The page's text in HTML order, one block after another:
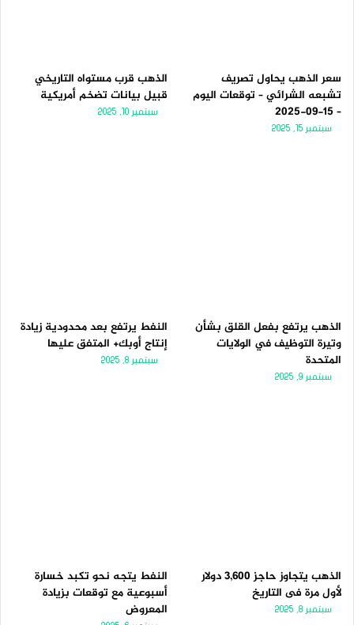
سعر الذهب يحاول تصريف
تشبعه الشرائي – توقعات اليوم
– 15-09-2025
سبتمبر 15, 2025
الذهب قرب مستواه التاريخي
قبيل بيانات تضخم أمريكية
سبتمبر 10, 2025
الذهب يرتفع بفعل القلق بشأن
وتيرة التوظيف في الولايات
المتحدة
سبتمبر 9, 2025
النفط يرتفع بعد محدودية زيادة
إنتاج أوبك+ المتفق عليها
سبتمبر 8, 2025
الذهب يتجاوز حاجز 3,600 دولار
لأول مرة فى التاريخ
سبتمبر 8, 2025
النفط يتجه نحو تكبد خسارة
أسبوعية مع توقعات بزيادة
المعروض